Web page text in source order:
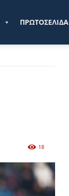
ΠΡΩΤΟΣΕΛΙΔΑ
18